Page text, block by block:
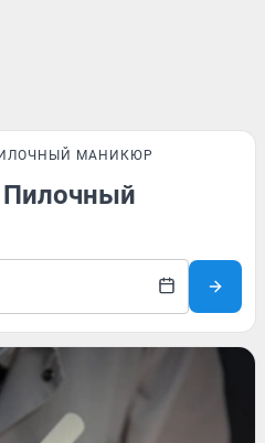
МАНИКЮР
Пилочный